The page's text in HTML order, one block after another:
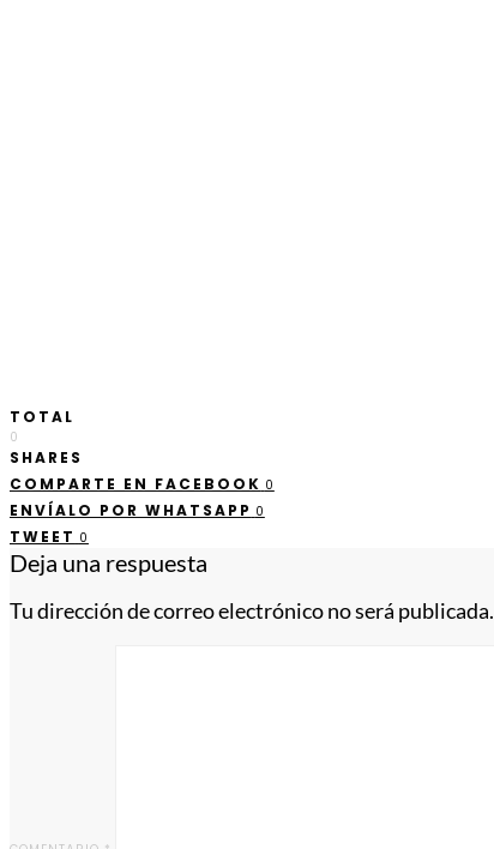
TOTAL
0
SHARES
COMPARTE EN FACEBOOK 0
ENVÍALO POR WHATSAPP 0
TWEET 0
Deja una respuesta
Tu dirección de correo electrónico no será publicada.